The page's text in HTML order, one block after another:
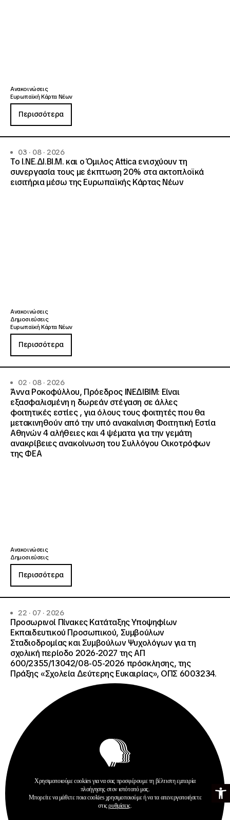
Ανοίξτε
Ανακοινώσεις
Ευρωπαϊκή Κάρτα Νέων
Περισσότερα
03 · 08 · 2026
Το Ι.ΝΕ.ΔΙ.ΒΙ.Μ. και o Όμιλος Attica ενισχύουν τη
συνεργασία τους με έκπτωση 20% στα ακτοπλοϊκά
εισιτήρια μέσω της Ευρωπαϊκής Κάρτας Νέων
Ανακοινώσεις
Δημοσιεύσεις
Ευρωπαϊκή Κάρτα Νέων
Περισσότερα
02 · 08 · 2026
Άννα Ροκοφύλλου, Πρόεδρος ΙΝΕΔΙΒΙΜ: Είναι
εξασφαλισμένη η δωρεάν στέγαση σε άλλες
φοιτητικές εστίες , για όλους τους φοιτητές που θα
μετακινηθούν από την υπό ανακαίνιση Φοιτητική Εστία
Αθηνών 4 αλήθειες και 4 ψέματα για την γεμάτη
ανακρίβειες ανακοίνωση του Συλλόγου Οικοτρόφων
της ΦΕΑ
Ανακοινώσεις
Δημοσιεύσεις
Περισσότερα
22 · 07 · 2026
Προσωρινοί Πίνακες Κατάταξης Υποψηφίων
Εκπαιδευτικού Προσωπικού, Συμβούλων
Σταδιοδρομίας και Συμβούλων Ψυχολόγων για τη
σχολική περίοδο 2026-2027 της ΑΠ
600/2355/13042/08-05-2026 πρόσκλησης, της
Πράξης «Σχολεία Δεύτερης Ευκαιρίας», ΟΠΣ 6003234.
Ανακοινώσεις
Σχολεία Δεύτερης Ευκαιρίας
Χρησιμοποιούμε cookies για να σας προσφέρουμε τη βέλτιστη εμπειρία
πλοήγησης στον ιστότοπό μας.
Μπορείτε να μάθετε ποια cookies χρησιμοποιούμε ή να τα απενεργοποιήσετε
στιςρυθμίσεις.